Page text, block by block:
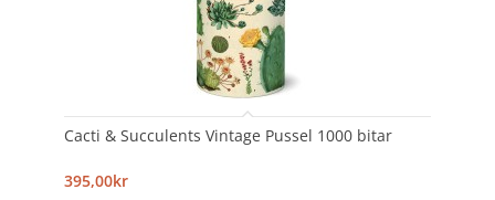
Cacti & Succulents Vintage Pussel 1000 bitar
395,00kr